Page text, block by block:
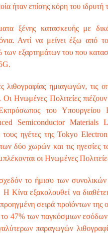
ήταν επίσης κόρη του ιδρυτή
ξένης κατασκευής με
Αντί να μείνει έξω από
εξαρτημάτων του που
λιθογραφίας ημιαγωγών, τις
Ηνωμένες Πολιτείες
του Υπουργείου
Semiconductor Materials
ηγέτες της Tokyo
δύο χωρών και τις
οι Ηνωμένες
το ήμισυ των
Κίνα εξακολουθεί να
σειρά προϊόντων της
47% των παγκόσμιων εσόδων
παραγωγών